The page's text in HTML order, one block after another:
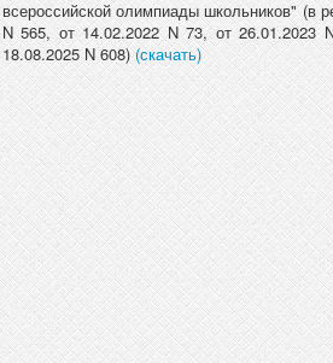
всероссийской олимпиады школьников" (в
N 565, от 14.02.2022 N 73, от 26.01.2023
18.08.2025 N 608)(скачать)